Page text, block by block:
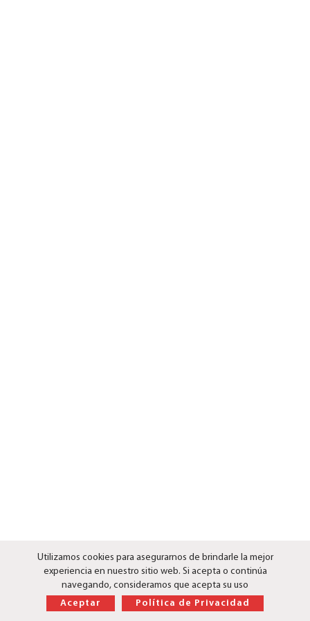
Utilizamos cookies para asegurarnos de brindarle la mejor
experiencia en nuestro sitio web. Si acepta o continúa
navegando, consideramos que acepta su uso
Aceptar
Política de Privacidad